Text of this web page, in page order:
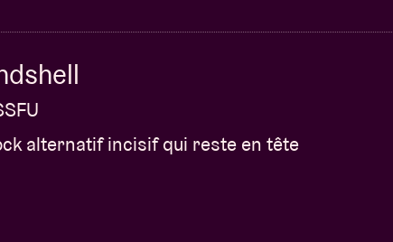
alternatif incisif qui reste en tête